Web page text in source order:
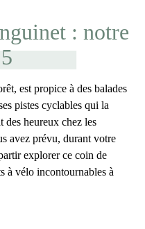
: notre
est propice à des balades
pistes cyclables qui la
des heureux chez les
avez prévu, durant votre
explorer ce coin de
à vélo incontournables à